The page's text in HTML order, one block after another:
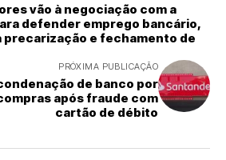
vão à negociação com a
defender emprego bancário,
precarização e fechamento de
PRÓXIMA PUBLICAÇÃO
de banco por
após fraude com
cartão de débito